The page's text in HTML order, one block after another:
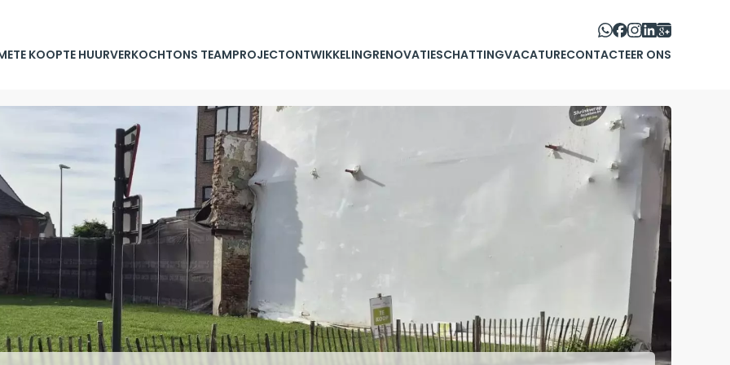
TE KOOPTE HUURVERKOCHTONS TEAMPROJECTONTWIKKELINGRENOVATIESCHATTINGVACATURECONTACTEER ONS